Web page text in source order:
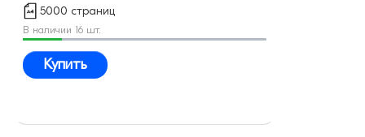
5000 страниц
В наличии 16 шт.
Купить